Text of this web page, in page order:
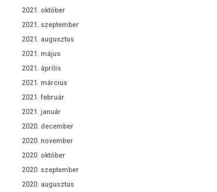
2021. október
2021. szeptember
2021. augusztus
2021. május
2021. április
2021. március
2021. február
2021. január
2020. december
2020. november
2020. október
2020. szeptember
2020. augusztus